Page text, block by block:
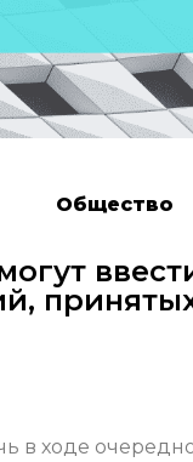
Общество
в ходе